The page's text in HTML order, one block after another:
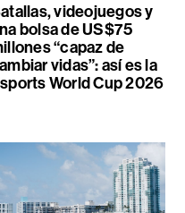
videojuegos y
bolsa de US$75
“capaz de
vidas”: así es la
World Cup 2026